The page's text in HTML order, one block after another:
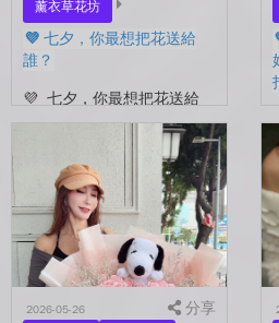
薰衣草花坊
💜 七夕，你最想把花送給
誰？
💜 七夕，你最想把花送給
誰？ 是陪你走過每一天的
另一半，是一直默默支持你
的家人，還是那個努力生活
的自己？ 花，不一定要等
到特別的人才能收到。...
2026-05-26 分享